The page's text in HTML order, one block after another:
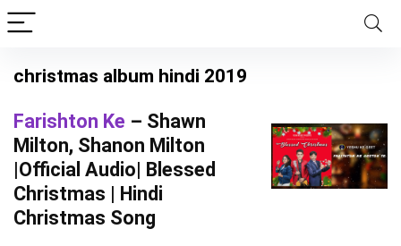
christmas album hindi 2019
Farishton Ke – Shawn
Milton, Shanon Milton
|Official Audio| Blessed
Christmas | Hindi
Christmas Song